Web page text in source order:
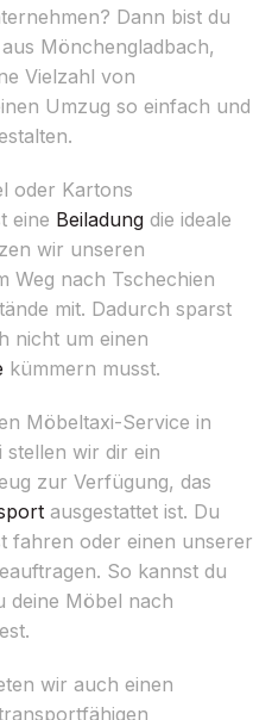
Dann bist du
Mönchengladbach,
Vielzahl von
Umzug so einfach und
oder Kartons
eine Beiladung die ideale
wir unseren
Weg nach Tschechien
mit. Dadurch sparst
nicht um einen
kümmern musst.
Möbeltaxi-Service in
wir dir ein
zur Verfügung, das
ausgestattet ist. Du
fahren oder einen unserer
So kannst du
deine Möbel nach
wir auch einen